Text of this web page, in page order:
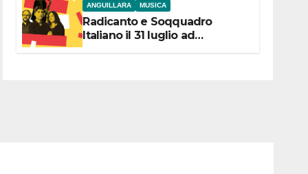
ANGUILLARA MUSICA
Radicanto e Soqquadro
Italiano il 31 luglio ad